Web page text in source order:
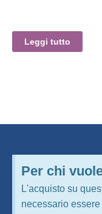
Leggi tutto
Per chi
L'acquisto su
necessario